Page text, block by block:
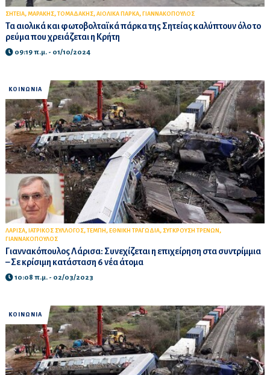
ΣΗΤΕΙΑ, ΜΑΡΑΚΗΣ, ΤΟΜΑΔΑΚΗΣ, ΑΙΟΛΙΚΑ ΠΑΡΚΑ, ΓΙΑΝΝΑΚΟΠΟΥΛΟΣ
Τα αιολικά και φωτοβολταϊκά πάρκα της Σητείας καλύπτουν όλο το
ρεύμα που χρειάζεται η Κρήτη
09:19 π.μ. - 01/10/2024
ΚΟΙΝΩΝΙΑ
ΛΑΡΙΣΑ, ΙΑΤΡΙΚΟΣ ΣΥΛΛΟΓΟΣ, ΤΕΜΠΗ , ΕΘΝΙΚΗ ΤΡΑΓΩΔΙΑ, ΣΥΓΚΡΟΥΣΗ ΤΡΕΝΩΝ ,
ΓΙΑΝΝΑΚΟΠΟΥΛΟΣ
Γιαννακόπουλος Λάρισα: Συνεχίζεται η επιχείρηση στα συντρίμμια
– Σε κρίσιμη κατάσταση 6 νέα άτομα
10:08 π.μ. - 02/03/2023
ΚΟΙΝΩΝΙΑ